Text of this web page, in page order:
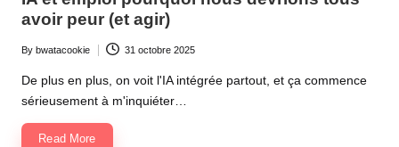
avoir peur (et agir)
Posted
by
By bwatacookie 31 octobre 2025
De plus en plus, on voit l'IA intégrée partout, et ça commence
sérieusement à m'inquiéter…
Read More